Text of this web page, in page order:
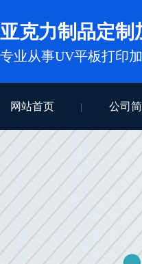
亚克力制品定制
专业从事UV平板打印
网站首页 公司